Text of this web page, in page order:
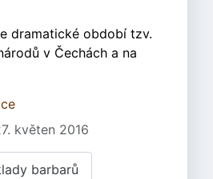
dramatické období tzv.
v Čechách a na
květen 2016
barbarů